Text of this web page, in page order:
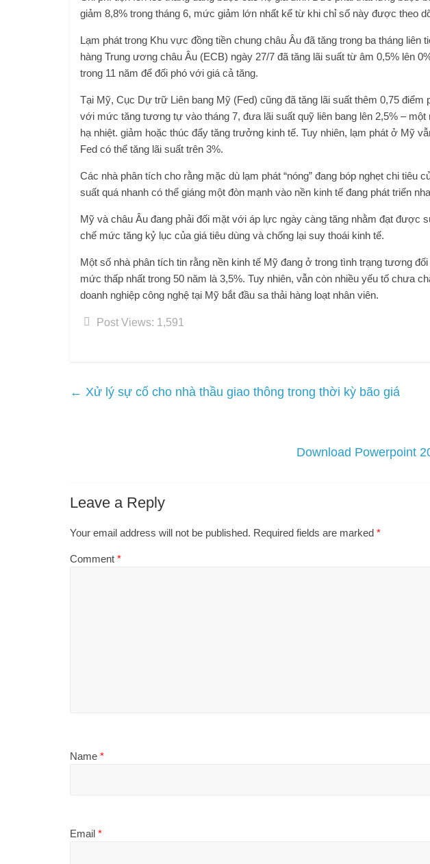
giảm 8,8% trong tháng 6, mức giảm lớn nhất kể từ khi chỉ số này được theo
Lạm phát trong Khu vực đồng tiền chung châu Âu đã tăng trong ba tháng liên
hàng Trung ương châu Âu (ECB) ngày 27/7 đã tăng lãi suất từ ​​âm 0,5% lên
trong 11 năm để đối phó với giá cả tăng.
Tại Mỹ, Cục Dự trữ Liên bang Mỹ (Fed) cũng đã tăng lãi suất thêm 0,75 điểm
với mức tăng tương tự vào tháng 7, đưa lãi suất quỹ liên bang lên 2,5% –
hạ nhiệt. giảm hoặc thúc đẩy tăng trưởng kinh tế. Tuy nhiên, lạm phát ở Mỹ
Fed có thể tăng lãi suất trên 3%.
Các nhà phân tích cho rằng mặc dù lạm phát “nóng” đang bóp nghẹt chi tiêu
suất quá nhanh có thể giáng một đòn mạnh vào nền kinh tế đang phát triển
Mỹ và châu Âu đang phải đối mặt với áp lực ngày càng tăng nhằm đạt được
chế mức tăng kỷ lục của giá tiêu dùng và chống lại suy thoái kinh tế.
Một số nhà phân tích tin rằng nền kinh tế Mỹ đang ở trong tình trạng tương
mức thấp nhất trong 50 năm là 3,5%. Tuy nhiên, vẫn còn nhiều yếu tố chưa
doanh nghiệp công nghệ tại Mỹ bắt đầu sa thải hàng loạt nhân viên.
Post Views: 1,591
← Xử lý sự cố cho nhà thầu giao thông trong thời kỳ bão giá
Download Powerpoint
Leave a Reply
Your email address will not be published. Required fields are marked *
Comment *
Name *
Email *